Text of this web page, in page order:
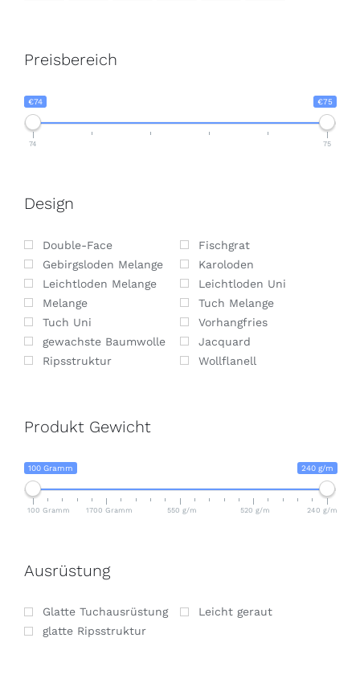
Preisbereich
€74 €75
74 75
Design
Double-Face
Fischgrat
Gebirgsloden Melange
Karoloden
Leichtloden Melange
Leichtloden Uni
Melange
Tuch Melange
Tuch Uni
Vorhangfries
gewachste Baumwolle
Jacquard
Ripsstruktur
Wollflanell
Produkt Gewicht
100 Gramm 240 g/m
100 Gramm 1700 Gramm 550 g/m 520 g/m 240 g/m
Ausrüstung
Glatte Tuchausrüstung
Leicht geraut
glatte Ripsstruktur